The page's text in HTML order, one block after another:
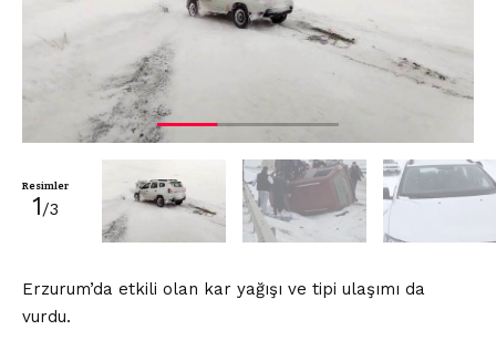
Resimler
1/3
Erzurum’da etkili olan kar yağışı ve tipi ulaşımı da
vurdu.